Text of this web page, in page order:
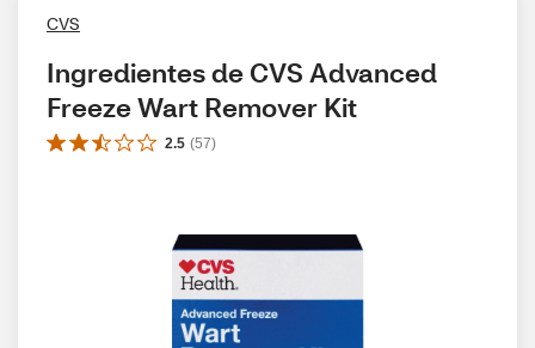
CVS
Ingredientes de CVS Advanced
Freeze Wart Remover Kit
2.5 (57)